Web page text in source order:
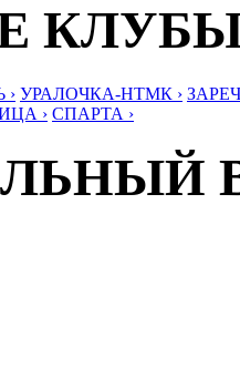
› УРАЛОЧКА-НТМК ›
› СПАРТА ›